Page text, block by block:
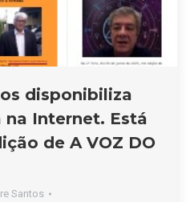
disponibiliza
Internet. Está
de A VOZ DO
Santos